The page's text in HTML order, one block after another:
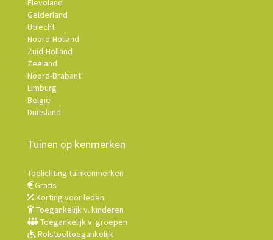
Flevoland
Gelderland
Utrecht
Noord-Holland
Zuid-Holland
Zeeland
Noord-Brabant
Limburg
België
Duitsland
Tuinen op kenmerken
Toelichting tuinkenmerken
Gratis
Korting voor leden
Toegankelijk v. kinderen
Toegankelijk v. groepen
Rolstoeltoegankelijk